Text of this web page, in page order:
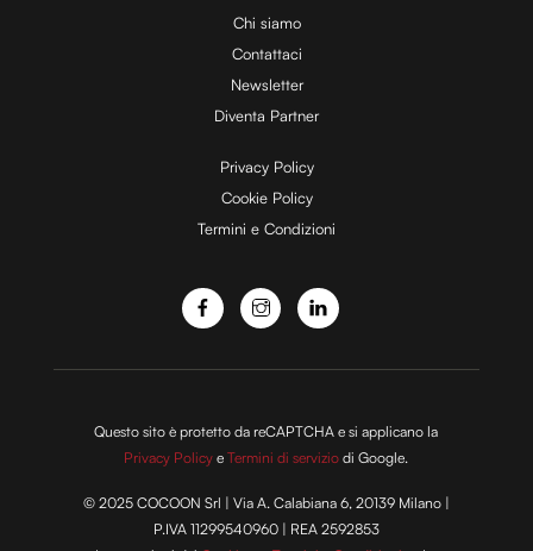
Chi siamo
Contattaci
Newsletter
Diventa Partner
Privacy Policy
Cookie Policy
Termini e Condizioni
Questo sito è protetto da reCAPTCHA e si applicano la
Privacy Policy eTermini di servizio di Google.
© 2025 COCOON Srl | Via A. Calabiana 6, 20139 Milano |
P.IVA 11299540960 | REA 2592853